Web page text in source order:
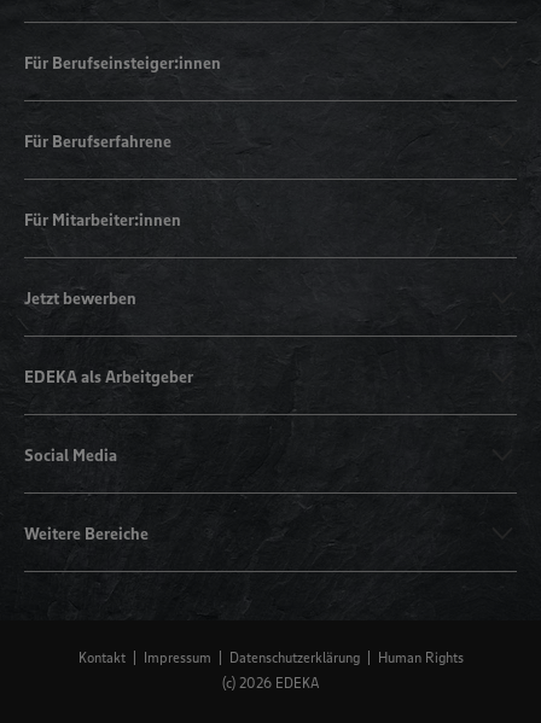
Für Berufseinsteiger:innen
Für Berufserfahrene
Für Mitarbeiter:innen
Jetzt bewerben
EDEKA als Arbeitgeber
Social Media
Weitere Bereiche
Kontakt Impressum Datenschutzerklärung
Human Rights
(c) 2026 EDEKA